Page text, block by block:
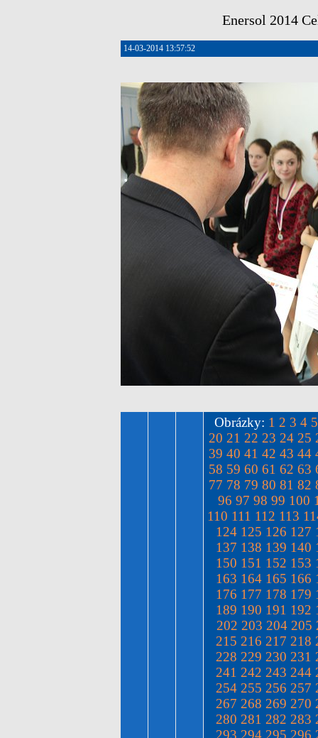
Enersol 2014
14-03-2014 13:57:52
Obrázky: 1 2 3 4 5
20 21 22 23 24 25
39 40 41 42 43 44
58 59 60 61 62 63
77 78 79 80 81 82
96 97 98 99 100
110 111 112 113
124 125 126 127
137 138 139 140
150 151 152 153
163 164 165 166
176 177 178 179
189 190 191 192
202 203 204 205
215 216 217 218
228 229 230 231
241 242 243 244
254 255 256 257
267 268 269 270
280 281 282 283
293 294 295 296